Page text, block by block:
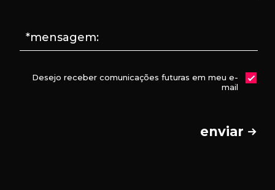
*mensagem:
Desejo receber comunicações futuras em meu e-
mail
enviar